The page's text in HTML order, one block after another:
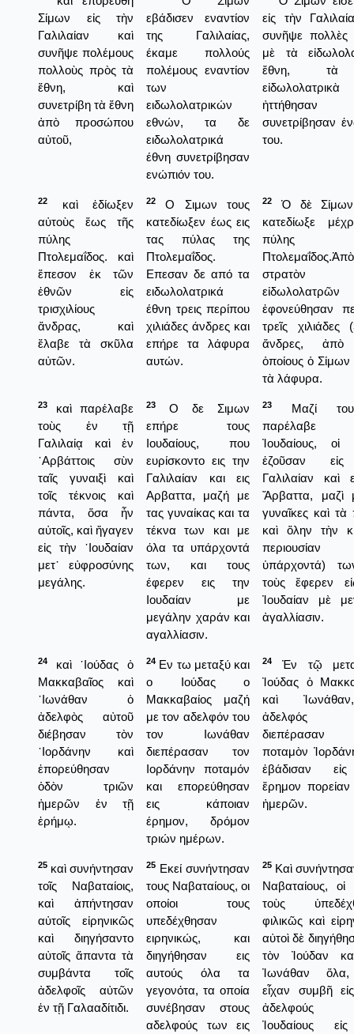
Σίμων εἰς τὴν
Γαλιλαίαν καὶ
συνῆψε πολέμους
πολλοὺς πρὸς τὰ
ἔθνη, καὶ
συνετρίβη τὰ ἔθνη
ἀπὸ προσώπου
αὐτοῦ,
εβάδισεν εναντίον
της Γαλιλαίας,
έκαμε πολλούς
πολέμους εναντίον
των
ειδωλολατρικών
εθνών, τα δε
ειδωλολατρικά
έθνη συνετρίβησαν
ενώπιόν του.
εἰς τὴν
συνῆψε πολλὲς
μὲ τὰ
ἔθνη,
ἡττήθησαν
συνετρίβησαν
του.
22
καὶ ἐδίωξεν
αὐτοὺς ἕως τῆς
πύλης
Πτολεμαΐδος. καὶ
ἔπεσον ἐκ τῶν
ἐθνῶν εἰς
τρισχιλίους
ἄνδρας, καὶ
ἔλαβε τὰ σκῦλα
αὐτῶν.
22
Ο Σιμων τους
κατεδίωξεν έως εις
τας πύλας της
Πτολεμαΐδος.
Επεσαν δε από τα
ειδωλολατρικά
έθνη τρεις περίπου
χιλιάδες άνδρες και
επήρε τα λάφυρα
αυτών.
22
Ὁ δὲ Σίμων
κατεδίωξε
πύλης
στρατὸν
εἰδωλολατρῶν
ἐφονεύθησαν
τρεῖς χιλιάδες
ἄνδρες, ἀπὸ
ὁποίους ὁ Σίμων
τὰ λάφυρα.
23
καὶ παρέλαβε
τοὺς ἐν τῇ
Γαλιλαίᾳ καὶ ἐν
᾿Αρβάττοις σὺν
ταῖς γυναιξὶ καὶ
τοῖς τέκνοις καὶ
πάντα, ὅσα ἦν
αὐτοῖς, καὶ ἤγαγεν
εἰς τὴν ᾿Ιουδαίαν
μετ᾿ εὐφροσύνης
μεγάλης.
23
Ο δε Σιμων
επήρε τους
Ιουδαίους, που
ευρίσκοντο εις την
Γαλιλαίαν και εις
Αρβαττα, μαζή με
τας γυναίκας και τα
τέκνα των και με
όλα τα υπάρχοντά
των, και τους
έφερεν εις την
Ιουδαίαν με
μεγάλην χαράν και
αγαλλίασιν.
23
Μαζί
παρέλαβε
Ἰουδαίους, οἱ
ἐζοῦσαν
Γαλιλαίαν καὶ
Ἄρβαττα, μαζὶ
γυναῖκες καὶ τὰ
καὶ ὅλην τὴν
ὑπάρχοντά)
τοὺς ἔφερεν
Ἰουδαίαν μὲ
ἀγαλλίασιν.
24
καὶ ᾿Ιούδας ὁ
Μακκαβαῖος καὶ
᾿Ιωνάθαν ὁ
ἀδελφὸς αὐτοῦ
διέβησαν τὸν
᾿Ιορδάνην καὶ
ἐπορεύθησαν
ὁδὸν τριῶν
ἡμερῶν ἐν τῇ
ἐρήμῳ.
24 Εν τω μεταξύ και
ο Ιούδας ο
Μακκαβαίος μαζή
με τον αδελφόν του
τον Ιωνάθαν
διεπέρασαν τον
Ιορδάνην ποταμόν
και επορεύθησαν
εις κάποιαν
έρημον, δρόμον
τριών ημέρων.
24
Ἐν τῷ
Ἰούδας ὁ
καὶ
ἀδελφός
ποταμὸν
ἐβάδισαν
ἔρημον πορείαν
ἡμερῶν.
25 καὶ συνήντησαν
τοῖς Ναβαταίοις,
καὶ ἀπήντησαν
αὐτοῖς εἰρηνικῶς
καὶ διηγήσαντο
αὐτοῖς ἅπαντα τὰ
συμβάντα τοῖς
ἀδελφοῖς αὐτῶν
ἐν τῇ Γαλααδίτιδι.
25 Εκεί συνήντησαν
τους Ναβαταίους, οι
οποίοι τους
υπεδέχθησαν
ειρηνικώς, και
διηγήθησαν εις
αυτούς όλα τα
γεγονότα, τα οποία
συνέβησαν στους
αδελφούς των εις
25 Καὶ
Ναβαταίους, οἱ
τοὺς
φιλικῶς καὶ
αὐτοὶ δὲ
τὸν Ἰούδαν
Ἰωνάθαν
εἶχαν συμβῆ
ἀδελφούς
Ἰουδαίους